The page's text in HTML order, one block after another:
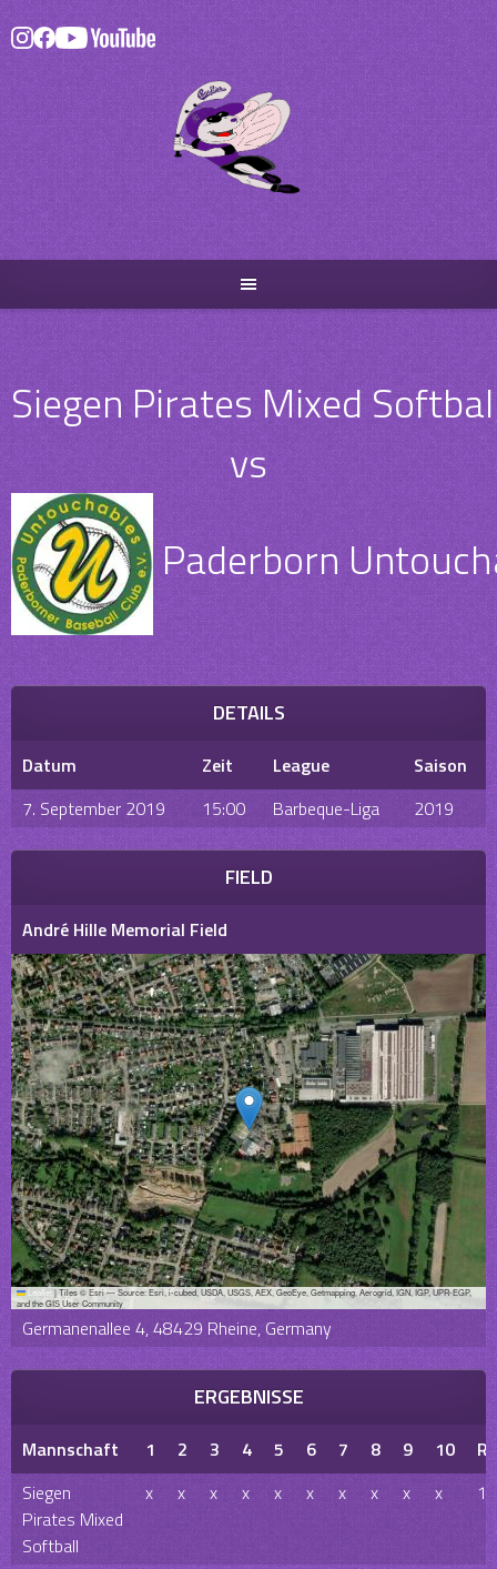
Skip
to
content
Siegen Pirates Mixed
vs
Paderborn
DETAILS
Datum Zeit League
Saison
7. September 2019
15:00 Barbeque-Liga 2019
FIELD
André Hille Memorial Field
Leaflet |Tiles © Esri — Source: Esri, i-cubed, USDA, USGS, AEX, GeoEye, Getmapping, Aerogrid, IGN, IGP, UPR-EGP,
and the GIS User Community
Germanenallee 4, 48429 Rheine, Germany
ERGEBNISSE
Mannschaft 1 2 3 4 5 6 7 8 9 10
R
Siegen
Pirates Mixed
Softball
x x x x x x x x x x 12